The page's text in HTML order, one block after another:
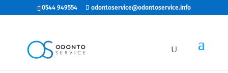
0544 949554 odontoservice@odontoservice.info
Categorie